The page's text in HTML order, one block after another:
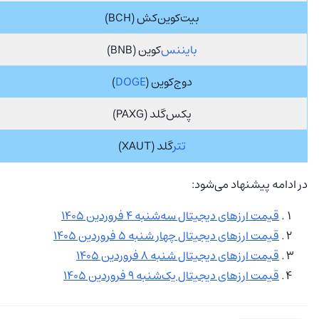
بیت‌کوین‌کش (BCH)
بایننس‌کوین (BNB)
دوج‌کوین (DOGE
)
پکس‌گلد (PAXG)
تتر‌گلد (XAUT)
در ادامه پیشنهاد می‌شود:
‌‏قیمت ارزهای دیجیتال سه‌شنبه 4 فروردین 1405
‌‏قیمت ارزهای دیجیتال چهار شنبه 5 فروردین 1405
‌‏قیمت ارزهای دیجیتال شنبه 8 فروردین 1405
‌‏قیمت ارزهای دیجیتال یک‌شنبه 9 فروردین 1405